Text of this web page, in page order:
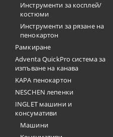
Инструменти за косплей/
костюми
Инструменти за рязане на
пенокартон
Рамкиране
Adventa QuickPro система за
изпъване на канава
KAPA пенокартон
NESCHEN лепенки
INGLET машини и
консумативи
Машини